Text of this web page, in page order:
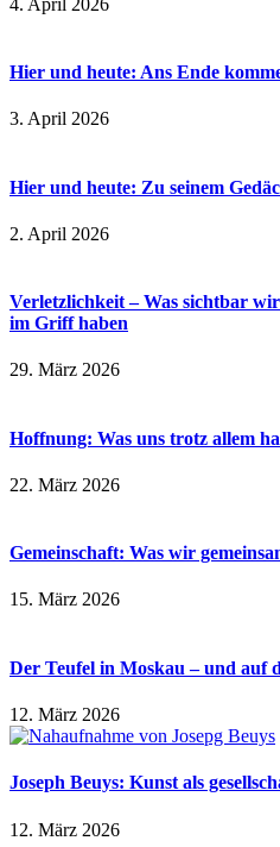
Hier und heute: Ans Ende
3. April 2026
Hier und heute: Zu seinem
2. April 2026
Verletzlichkeit – Was sichtbar
im Griff haben
29. März 2026
Hoffnung: Was uns trotz allem
22. März 2026
Gemeinschaft: Was wir
15. März 2026
Der Teufel in Moskau – und auf
12. März 2026
Joseph Beuys: Kunst als
12. März 2026